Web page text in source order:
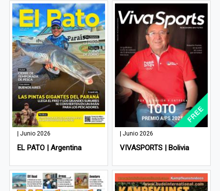
| Junio 2026
EL PATO | Argentina
| Junio 2026
VIVASPORTS | Bolivia